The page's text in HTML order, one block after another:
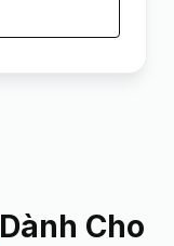
Dành Cho